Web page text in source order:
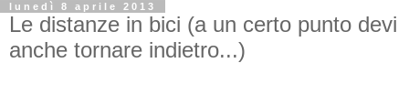
lunedì 8 aprile 2013
Le distanze in bici (a un certo punto devi
anche tornare indietro...)